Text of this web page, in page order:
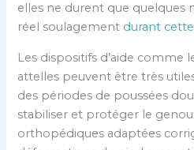
elles ne durent que quelques
réel soulagement durant
Les dispositifs d’aide comme
attelles peuvent être très
des périodes de poussées
stabiliser et protéger le
orthopédiques adaptées